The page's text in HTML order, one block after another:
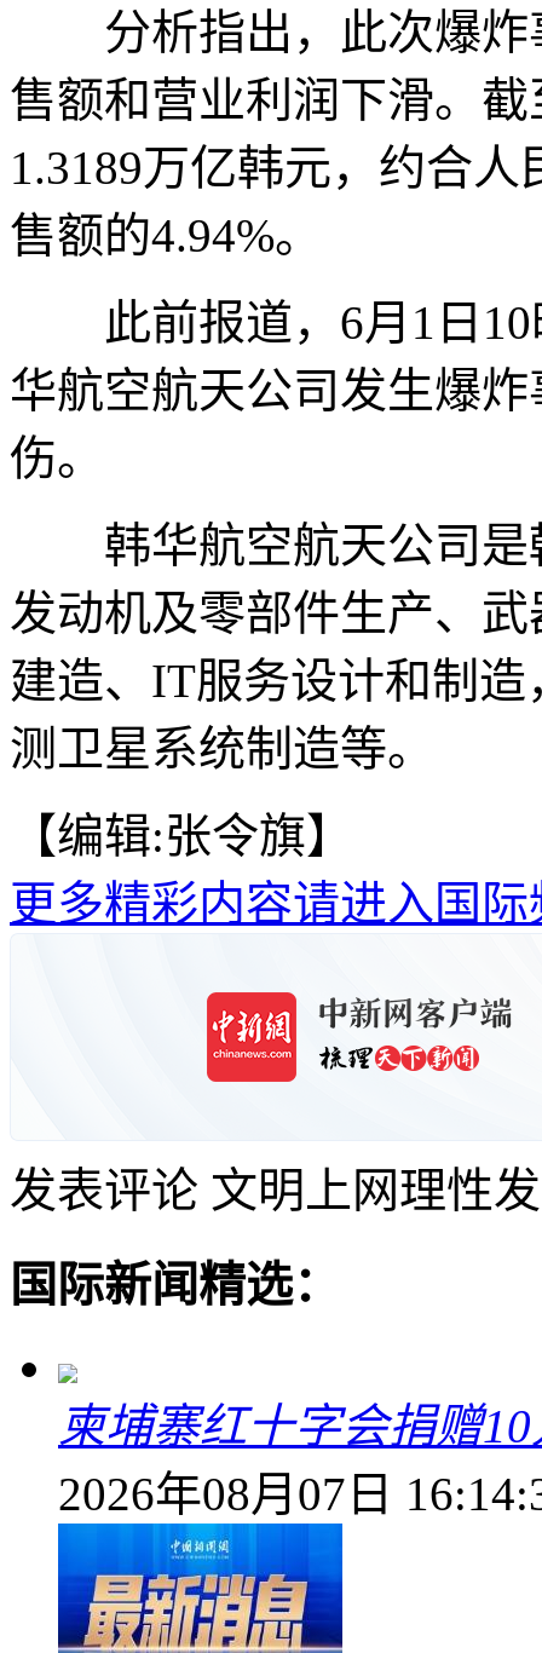
分析指出，此次爆炸
售额和营业利润下滑。
1.3189万亿韩元，约合
售额的4.94%。
此前报道，6月1日10
华航空航天公司发生爆
伤。
韩华航空航天公司是
发动机及零部件生产、
建造、IT服务设计和制
测卫星系统制造等。
【编辑:张令旗】
更多精彩内容请进入国际
发表评论 文明上网理性
国际新闻精选：
柬埔寨红十字会捐赠
2026年08月07日